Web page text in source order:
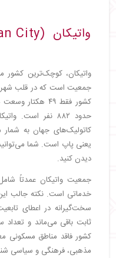
واتیکان (Vatican City)
واتیکان، کوچک‌ترین
جمعیت است که در قلب شهر
حدود ۸۸۲ نفر
کاتولیک‌های جهان به
یعنی پاپ است. شما
دیدن کنید.
جمعیت واتیکان عمدتاً
خدماتی است. نکته جالب
سخت‌گیرانه در اعطای
ثابت باقی می‌ماند و
کشور فاقد مناطق مسکونی
مذهبی، فرهنگی و سیاسی